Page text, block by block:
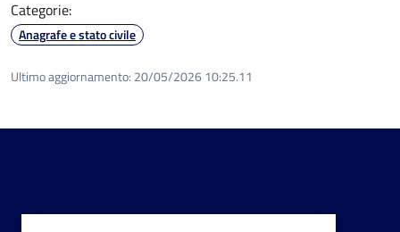
Categorie:
Anagrafe e stato civile
Ultimo aggiornamento: 20/05/2026 10:25.11